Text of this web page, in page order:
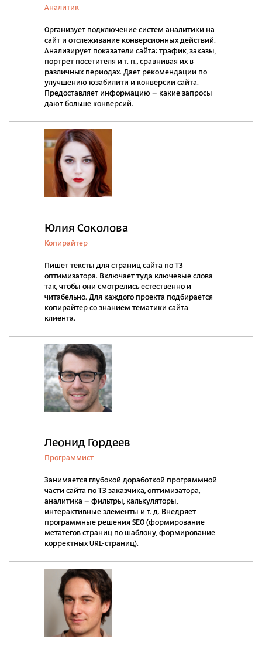
Аналитик
Организует подключение систем аналитики на
сайт и отслеживание конверсионных действий.
Анализирует показатели сайта: трафик, заказы,
портрет посетителя и т. п., сравнивая их в
различных периодах. Дает рекомендации по
улучшению юзабилити и конверсии сайта.
Предоставляет информацию – какие запросы
дают больше конверсий.
Юлия Соколова
Копирайтер
Пишет тексты для страниц сайта по ТЗ
оптимизатора. Включает туда ключевые слова
так, чтобы они смотрелись естественно и
читабельно. Для каждого проекта подбирается
копирайтер со знанием тематики сайта
клиента.
Леонид Гордеев
Программист
Занимается глубокой доработкой программной
части сайта по ТЗ заказчика, оптимизатора,
аналитика – фильтры, калькуляторы,
интерактивные элементы и т. д. Внедряет
программные решения SEO (формирование
метатегов страниц по шаблону, формирование
корректных URL-страниц).